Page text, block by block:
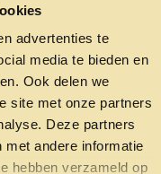
advertenties te
media te bieden en
Ook delen we
site met onze partners
Deze partners
met andere informatie
hebben verzameld op
Climax
0,20mm
8.50
OP